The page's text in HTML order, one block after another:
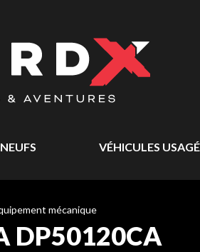
VÉHICULES
mécanique
DP50120CA